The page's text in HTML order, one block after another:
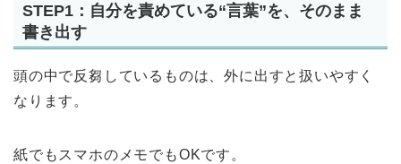
STEP1：自分を責めている“言葉”を、そのまま
書き出す
頭の中で反芻しているものは、外に出すと扱いやすく
なります。
紙でもスマホのメモでもOKです。